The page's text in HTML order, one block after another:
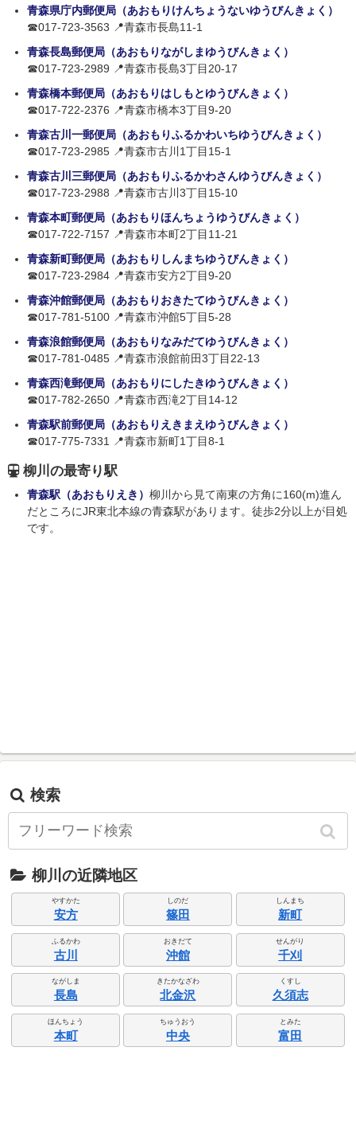
青森県庁内郵便局（あおもりけんちょうないゆうびんきょく）
☎017-723-3563 📍青森市長島11-1
青森長島郵便局（あおもりながしまゆうびんきょく）
☎017-723-2989 📍青森市長島3丁目20-17
青森橋本郵便局（あおもりはしもとゆうびんきょく）
☎017-722-2376 📍青森市橋本3丁目9-20
青森古川一郵便局（あおもりふるかわいちゆうびんきょく）
☎017-723-2985 📍青森市古川1丁目15-1
青森古川三郵便局（あおもりふるかわさんゆうびんきょく）
☎017-723-2988 📍青森市古川3丁目15-10
青森本町郵便局（あおもりほんちょうゆうびんきょく）
☎017-722-7157 📍青森市本町2丁目11-21
青森新町郵便局（あおもりしんまちゆうびんきょく）
☎017-723-2984 📍青森市安方2丁目9-20
青森沖館郵便局（あおもりおきたてゆうびんきょく）
☎017-781-5100 📍青森市沖館5丁目5-28
青森浪館郵便局（あおもりなみだてゆうびんきょく）
☎017-781-0485 📍青森市浪館前田3丁目22-13
青森西滝郵便局（あおもりにしたきゆうびんきょく）
☎017-782-2650 📍青森市西滝2丁目14-12
青森駅前郵便局（あおもりえきまえゆうびんきょく）
☎017-775-7331 📍青森市新町1丁目8-1
柳川の最寄り駅
青森駅（あおもりえき） 柳川から見て南東の方角に160(m)進ん
だところにJR東北本線の青森駅があります。徒歩2分以上が目処
です。
検索
柳川の近隣地区
やすかた
安方
しのだ
篠田
しんまち
新町
ふるかわ
古川
おきだて
沖館
せんがり
千刈
ながしま
長島
きたかなざわ
北金沢
くすし
久須志
ほんちょう
本町
ちゅうおう
中央
とみた
富田